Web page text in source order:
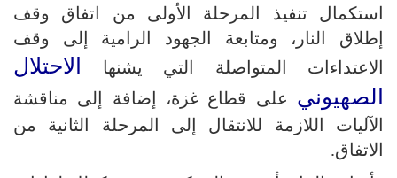
استكمال تنفيذ المرحلة الأولى من اتفاق وقف
إطلاق النار، ومتابعة الجهود الرامية إلى وقف
الاعتداءات المتواصلة التي يشنها
الاحتلال
الصهيوني على قطاع غزة، إضافة إلى مناقشة
الآليات اللازمة للانتقال إلى المرحلة الثانية من
الاتفاق.